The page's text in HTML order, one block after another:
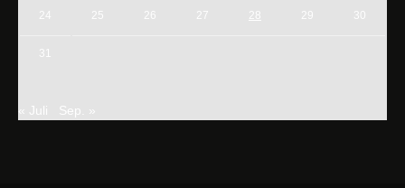
24 25 26 27 28 29 30
31
« Juli Sep. »